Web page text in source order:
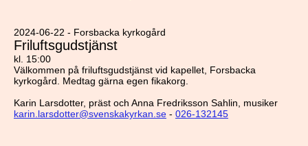
2024-06-22 - Forsbacka kyrkogård
Friluftsgudstjänst
kl. 15:00
Välkommen på friluftsgudstjänst vid kapellet, Forsbacka
kyrkogård. Medtag gärna egen fikakorg.
Karin Larsdotter, präst och Anna Fredriksson Sahlin, musiker
karin.larsdotter@svenskakyrkan.se - 026-132145